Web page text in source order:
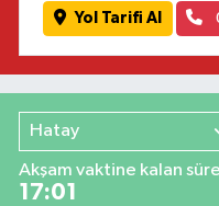
Yol Tarifi Al
Hatay
Akşam vaktine kalan süre
17:01